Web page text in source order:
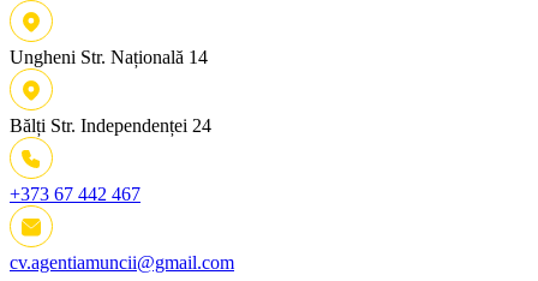
Ungheni Str. Națională 14
Bălți Str. Independenței 24
+373 67 442 467
cv.agentiamuncii@gmail.com